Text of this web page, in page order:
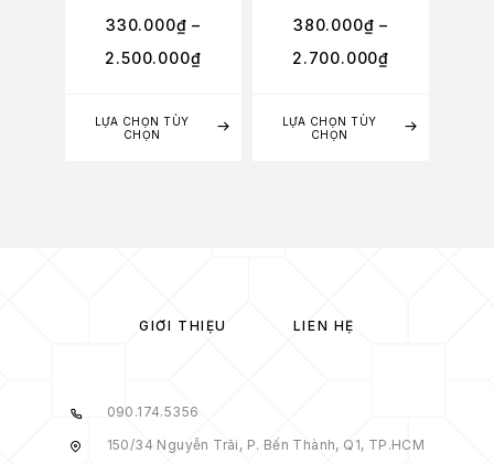
LỰA CHỌN TÙY
CHỌN
330.000₫ –
2.500.000₫
LỰA CHỌN TÙY
CHỌN
380.000₫ –
2.700.000₫
GIỚI THIỆU LIÊN HỆ
090.174.5356
150/34 Nguyễn Trãi, P. Bến Thành, Q1, TP.HCM